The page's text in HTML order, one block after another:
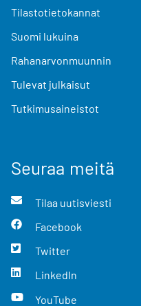
Tilastotietokannat
Suomi lukuina
Rahanarvonmuunnin
Tulevat julkaisut
Tutkimusaineistot
Seuraa meitä
Tilaa uutisviesti
Facebook
Twitter
LinkedIn
YouTube